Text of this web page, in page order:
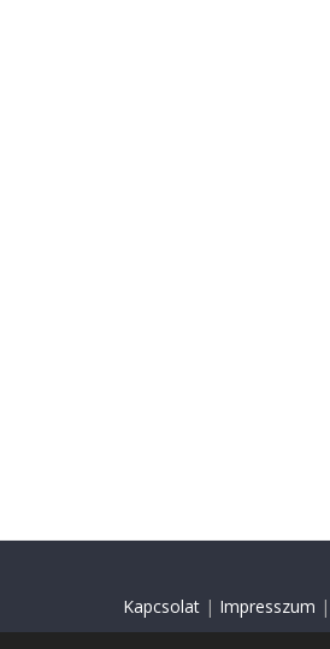
Kapcsolat | Impresszum |